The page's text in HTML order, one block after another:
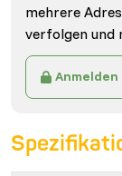
mehrere
verfolgen und
Anmelden